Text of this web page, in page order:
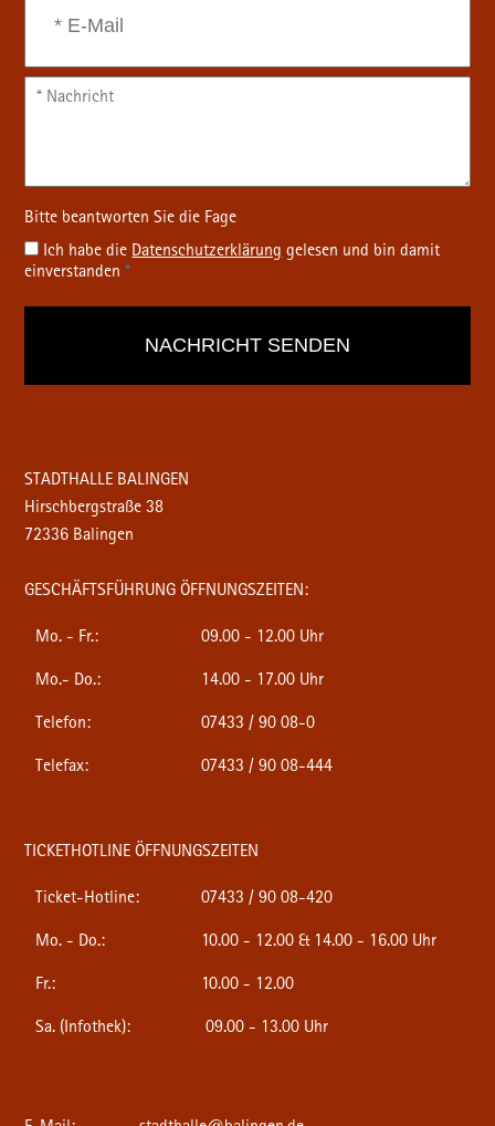
Ich habe die Datenschutz­erklärung gelesen und bin damit
einverstanden*
STADTHALLE BALINGEN
Hirschbergstraße 38
72336 Balingen
GESCHÄFTSFÜHRUNG ÖFFNUNGSZEITEN:
Mo. - Fr.: 09.00 - 12.00 Uhr
Mo.- Do.: 14.00 - 17.00 Uhr
Telefon: 07433 / 90 08-0
Telefax: 07433 / 90 08-444
TICKETHOTLINE ÖFFNUNGSZEITEN
Ticket-Hotline: 07433 / 90 08-420
Mo. - Do.: 10.00 - 12.00 & 14.00 - 16.00 Uhr
Fr.: 10.00 - 12.00
Sa. (Infothek): 09.00 - 13.00 Uhr